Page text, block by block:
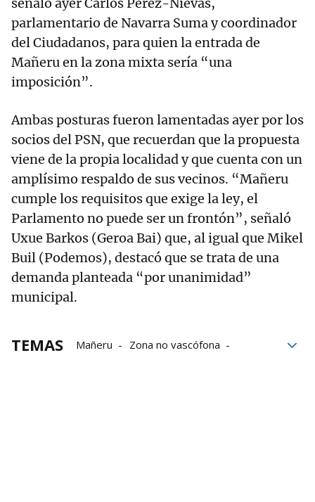
señaló ayer Carlos Pérez-Nievas,
parlamentario de Navarra Suma y coordinador
del Ciudadanos, para quien la entrada de
Mañeru en la zona mixta sería “una
imposición”.
Ambas posturas fueron lamentadas ayer por los
socios del PSN, que recuerdan que la propuesta
viene de la propia localidad y que cuenta con un
amplísimo respaldo de sus vecinos. “Mañeru
cumple los requisitos que exige la ley, el
Parlamento no puede ser un frontón”, señaló
Uxue Barkos (Geroa Bai) que, al igual que Mikel
Buil (Podemos), destacó que se trata de una
demanda planteada “por unanimidad”
municipal.
TEMAS Mañeru
Zona no vascófona